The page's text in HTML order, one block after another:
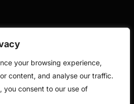
your browsing experience,
content, and analyse our traffic.
consent to our use of
voorwaarden